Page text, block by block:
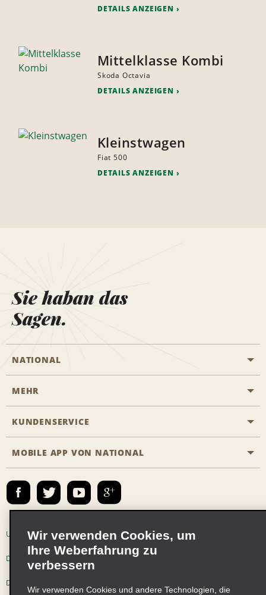
DETAILS ANZEIGEN
Mittelklasse Kombi
Skoda Octavia
DETAILS ANZEIGEN
Kleinstwagen
Fiat 500
DETAILS ANZEIGEN
Sie haban das
Sagen.
NATIONAL
Eine Reservierung vornehmen
Das Business Rental Programm
Emerald Club Anmelden
MEHR
Karriere
KUNDENSERVICE
Barrierefreiheit
Kontakt
E-Mail anmelden
MOBILE APP VON NATIONAL
Unternehmensinformationen Nutzungsbedingungen
Datenschutzrichtlinie Cookie-Richtlinie
Datenschutzoptionen
Wir verwenden Cookies, um
Ihre Weberfahrung zu
verbessern
Wir verwenden Cookies und andere Technologien, die